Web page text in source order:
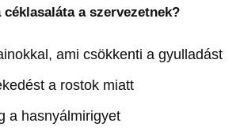
céklasaláta a szervezetnek?
ami csökkenti a gyulladást
a rostok miatt
a hasnyálmirigyet